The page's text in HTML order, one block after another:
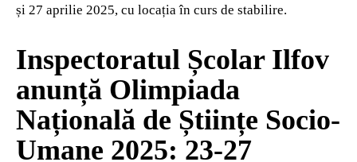
și 27 aprilie 2025, cu locația în curs de stabilire.
Inspectoratul Școlar Ilfov
anunță Olimpiada
Națională de Științe Socio-
Umane 2025: 23-27